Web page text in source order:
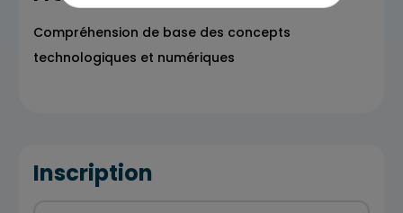
Compréhension de base des concepts
technologiques et numériques
Inscription